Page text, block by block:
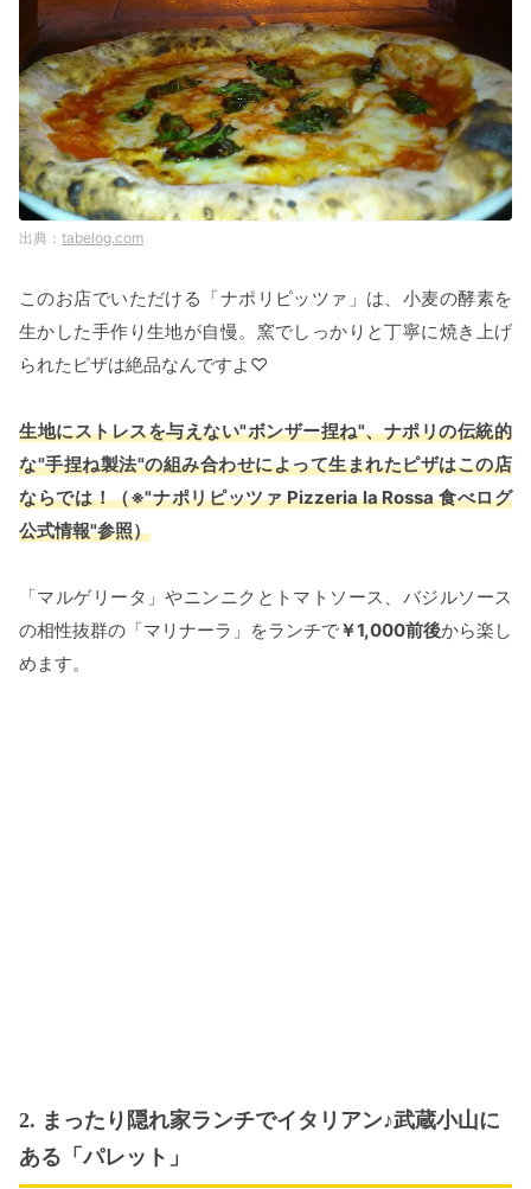
tabelog.com
このお店でいただける「ナポリピッツァ」は、小麦の酵素を
生かした手作り生地が自慢。窯でしっかりと丁寧に焼き上げ
られたピザは絶品なんですよ♡
生地にストレスを与えない"ボンザー捏ね"、ナポリの伝統的
な"手捏ね製法"の組み合わせによって生まれたピザはこの店
ならでは！（※"ナポリピッツァ Pizzeria la Rossa 食べログ
公式情報"参照）
「マルゲリータ」やニンニクとトマトソース、バジルソース
の相性抜群の「マリナーラ」をランチで￥1,000前後から楽し
めます。
2. まったり隠れ家ランチでイタリアン♪武蔵小山に
ある「パレット」